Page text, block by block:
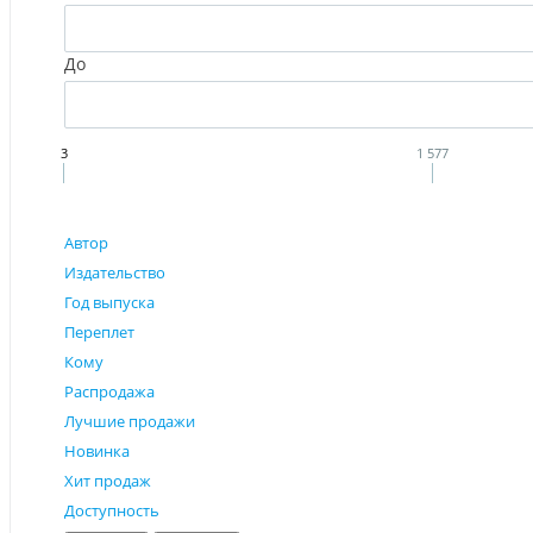
До
3 1 577
Автор
Издательство
Год выпуска
Переплет
Кому
Распродажа
Лучшие продажи
Новинка
Хит продаж
Доступность